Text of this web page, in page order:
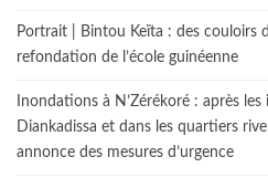
Portrait | Bintou Keïta : des couloirs
refondation de l’école guinéenne
Inondations à N’Zérékoré : après
Diankadissa et dans les quartiers
annonce des mesures d’urgence